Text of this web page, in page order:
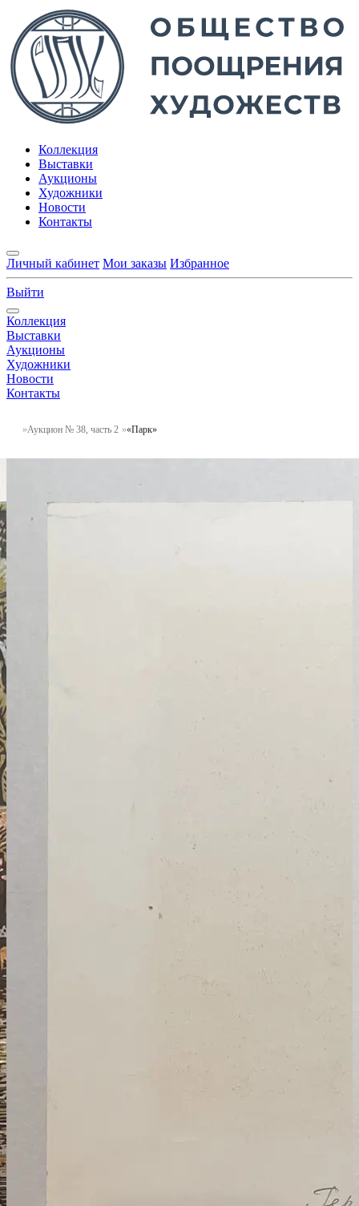
Коллекция
Выставки
Аукционы
Художники
Новости
Контакты
Личный кабинет Мои заказы Избранное
Выйти
Коллекция
Выставки
Аукционы
Художники
Новости
Контакты
Аукцион № 38, часть 2 «Парк»